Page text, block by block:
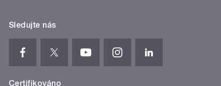
Sledujte nás
Certifikováno